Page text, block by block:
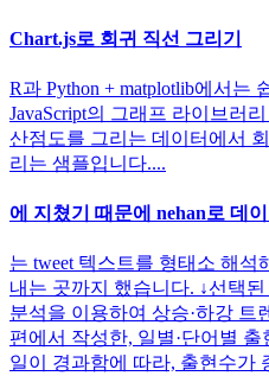
Chart.js로 회귀 직선 그리기
R과 Python + matplotlib에서는
JavaScript의 그래프 라이브러
산점도를 그리는 데이터에서
리는 샘플입니다....
에 지쳤기 때문에 nehan로 데
는 tweet 텍스트를 형태소 해
내는 곳까지 했습니다. ↓선택
분석을 이용하여 상승·하강 트
편에서 작성한, 일별·단어별
일이 경과함에 따라, 출현수가